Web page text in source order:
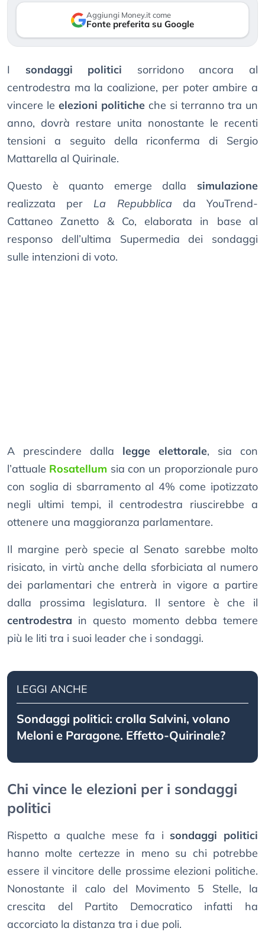
Aggiungi Money.it come
Fonte preferita su Google
I sondaggi politici sorridono ancora al
centrodestra ma la coalizione, per poter ambire a
vincere le elezioni politiche che si terranno tra un
anno, dovrà restare unita nonostante le recenti
tensioni a seguito della riconferma di Sergio
Mattarella al Quirinale.
Questo è quanto emerge dalla simulazione
realizzata per La Repubblica da YouTrend-
Cattaneo Zanetto & Co, elaborata in base al
responso dell’ultima Supermedia dei sondaggi
sulle intenzioni di voto.
A prescindere dalla legge elettorale, sia con
l’attuale Rosatellum sia con un proporzionale puro
con soglia di sbarramento al 4% come ipotizzato
negli ultimi tempi, il centrodestra riuscirebbe a
ottenere una maggioranza parlamentare.
Il margine però specie al Senato sarebbe molto
risicato, in virtù anche della sforbiciata al numero
dei parlamentari che entrerà in vigore a partire
dalla prossima legislatura. Il sentore è che il
centrodestra in questo momento debba temere
più le liti tra i suoi leader che i sondaggi.
LEGGI ANCHE
Sondaggi politici: crolla Salvini, volano
Meloni e Paragone. Effetto-Quirinale?
Chi vince le elezioni per i sondaggi
politici
Rispetto a qualche mese fa i sondaggi politici
hanno molte certezze in meno su chi potrebbe
essere il vincitore delle prossime elezioni politiche.
Nonostante il calo del Movimento 5 Stelle, la
crescita del Partito Democratico infatti ha
accorciato la distanza tra i due poli.